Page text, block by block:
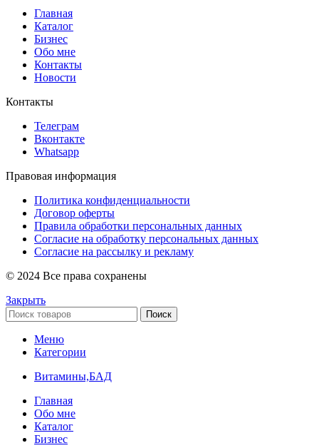
Главная
Каталог
Бизнес
Обо мне
Контакты
Новости
Контакты
Телеграм
Вконтакте
Whatsapp
Правовая информация
Политика конфиденциальности
Договор оферты
Правила обработки персональных данных
Согласие на обработку персональных данных
Согласие на рассылку и рекламу
© 2024 Все права сохранены
Закрыть
Поиск
Меню
Категории
Витамины,БАД
Главная
Обо мне
Каталог
Бизнес